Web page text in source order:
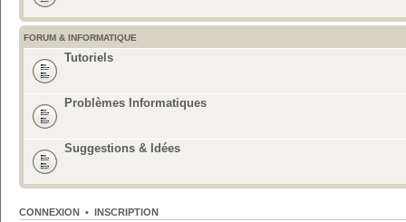
FORUM & INFORMATIQUE
Tutoriels
Problèmes Informatiques
Suggestions & Idées
CONNEXION • INSCRIPTION